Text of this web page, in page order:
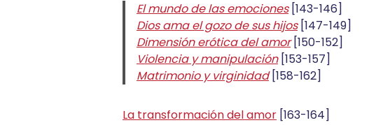
El mundo de las emociones[143-146]
Dios ama el gozo de sus hijos[147-149]
Dimensión erótica del amor[150-152]
Violencia y manipulación[153-157]
Matrimonio y virginidad[158-162]
La transformación del amor [163-164]